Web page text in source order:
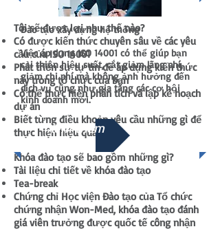
Tôi sẽ được lợi như thế nào?
Có được kiến thức chuyên sâu về các yêu
cầu của ISO 14001
Phát triển sự tự tin để áp dụng kiến thức
này trong tổ chức của bạn
Có thể thực hiện phân tích và lập kế hoạch
dự án
Biết từng điều khoản yêu cầu những gì để
thực hiện hiệu quả
Khóa đào tạo sẽ bao gồm những gì?
Tài liệu chi tiết về khóa đào tạo
Tea-break
Chứng chỉ Học viện Đào tạo của Tổ chức
chứng nhận Won-Med, khóa đào tạo đánh
giá viên trưởng được quốc tế công nhận
Đào tạo xây dựng hệ thống
Việc áp dụng ISO 14001 có thể giúp bạn
cải thiện hiệu suất, cắt giảm lãng phí,
giảm chi phí mà không ảnh hưởng đến
dịch vụ cũng như gia tăng các cơ hội
kinh doanh mới.
Xem thêm